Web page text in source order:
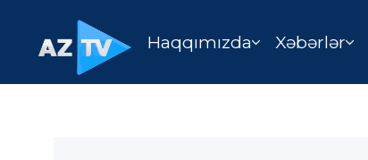
Haqqımızda Xəbərlər